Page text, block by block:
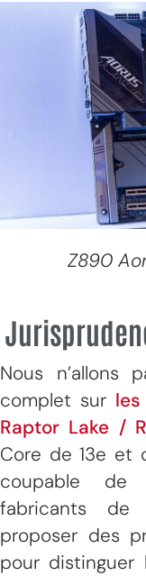
Z890
Nous n’allons
complet sur
Raptor Lake /
Core de 13e et
coupable de
fabricants de
proposer des
pour